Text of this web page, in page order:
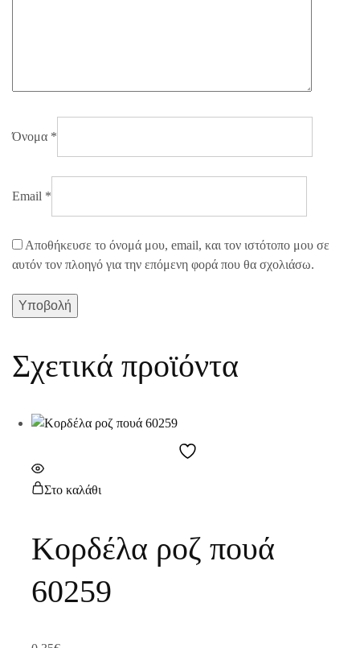
Όνομα *
Email *
Αποθήκευσε το όνομά μου, email, και τον ιστότοπο μου σε
αυτόν τον πλοηγό για την επόμενη φορά που θα σχολιάσω.
Σχετικά προϊόντα
Στο καλάθι
Κορδέλα ροζ πουά
60259